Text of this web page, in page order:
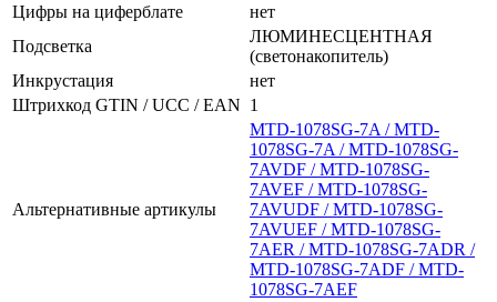
Цифры на циферблате
нет
Подсветка
ЛЮМИНЕСЦЕНТНАЯ
(светонакопитель)
Инкрустация
нет
Штрихкод GTIN / UCC / EAN 1
Альтернативные артикулы
MTD-1078SG-7A / MTD-
1078SG-7A / MTD-1078SG-
7AVDF / MTD-1078SG-
7AVEF / MTD-1078SG-
7AVUDF / MTD-1078SG-
7AVUEF / MTD-1078SG-
7AER / MTD-1078SG-7ADR /
MTD-1078SG-7ADF / MTD-
1078SG-7AEF